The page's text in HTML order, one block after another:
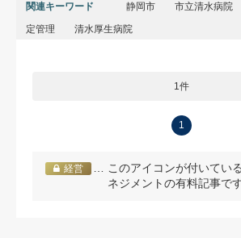
関連キーワード 静岡市 市立清水病院
定管理
清水厚生病院
1件
1
経営
… このアイコンが付いてい
ネジメントの有料記事です